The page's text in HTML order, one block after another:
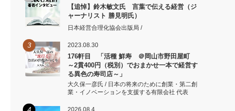
【追悼】鈴木敏文氏 言葉で伝える経営（ジ
ャーナリスト 勝見明氏）
日本経営合理化協会出版局 /
3 2023.08.30
176軒目 「活種 鮮寿 ＠岡山市野田屋町
～2貫400円（税別）でおまかせ一本で経営す
る異色の寿司店～」
大久保一彦氏 / 日本の将来のために創業・第二創
業・イノベーションを支援する有限会社 代表
2026.08.4